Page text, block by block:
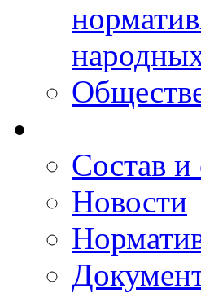
Состав и
Новости